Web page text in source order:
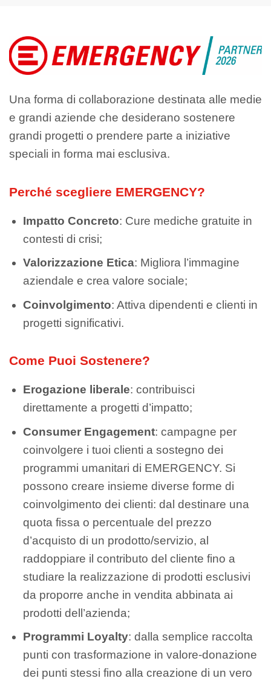
Una forma di collaborazione destinata alle medie
e grandi aziende che desiderano sostenere
grandi progetti o prendere parte a iniziative
speciali in forma mai esclusiva.
Perché scegliere EMERGENCY?
Impatto Concreto: Cure mediche gratuite in
contesti di crisi;
Valorizzazione Etica: Migliora l’immagine
aziendale e crea valore sociale;
Coinvolgimento: Attiva dipendenti e clienti in
progetti significativi.
Come Puoi Sostenere?
Erogazione liberale: contribuisci
direttamente a progetti d’impatto;
Consumer Engagement: campagne per
coinvolgere i tuoi clienti a sostegno dei
programmi umanitari di EMERGENCY. Si
possono creare insieme diverse forme di
coinvolgimento dei clienti: dal destinare una
quota fissa o percentuale del prezzo
d’acquisto di un prodotto/servizio, al
raddoppiare il contributo del cliente fino a
studiare la realizzazione di prodotti esclusivi
da proporre anche in vendita abbinata ai
prodotti dell’azienda;
Programmi Loyalty: dalla semplice raccolta
punti con trasformazione in valore-donazione
dei punti stessi fino alla creazione di un vero